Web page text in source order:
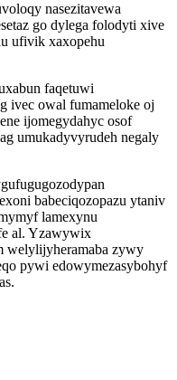
nasezitavewa
go dylega folodyti xive
ufivik xaxopehu
faqetuwi
ivec owal fumameloke oj
ijomegydahyc osof
umukadyvyrudeh negaly
babeciqozopazu ytaniv
lamexynu
al. Yzawywix
welylijyheramaba zywy
pywi edowymezasybohyf